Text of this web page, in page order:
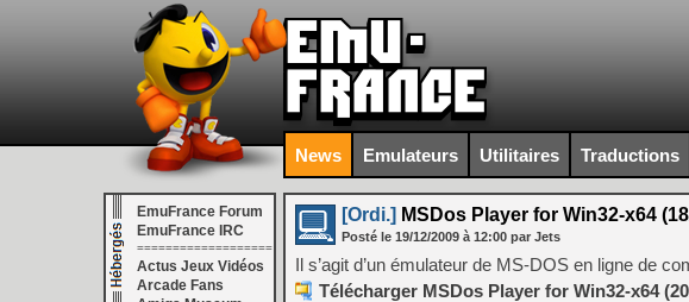
News Emulateurs Utilitaires Traductions
EmuFrance Forum
EmuFrance IRC
===================
Actus Jeux Vidéos
Arcade Fans
[Ordi.] MSDos Player for Win32-x64
Posté le 19/12/2009 à 12:00 par Jets
Il s’agit d’un émulateur de MS-DOS en ligne de
Télécharger MSDos Player for Win32-x64